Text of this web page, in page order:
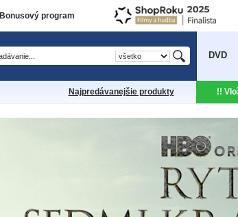
Bonusový program
DVD
Najpredávanejšie produkty !!